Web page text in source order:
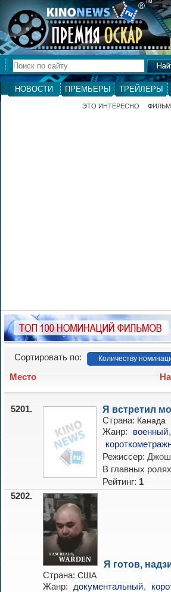
®ТМ
НОВОСТИ ПРЕМЬЕРЫ ТРЕЙЛЕРЫ
ЭТО ИНТЕРЕСНО
Сортировать по: Количеству
Место
5201. Я встретил
Страна: Канада
Жанр: военный,
Режиссер: Джош
В главных
Рейтинг: 1
5202.
Я готов,
Страна: США
Жанр: документальный,